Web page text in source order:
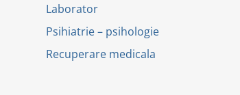
Laborator
Psihiatrie – psihologie
Recuperare medicala